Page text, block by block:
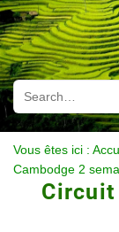
Vous êtes ici :
Cambodge 2
Circuit